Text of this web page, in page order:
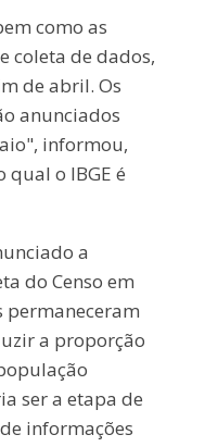
como as
coleta de dados,
de abril. Os
anunciados
informou,
o IBGE é
a
do Censo em
permaneceram
a proporção
ser a etapa de
informações